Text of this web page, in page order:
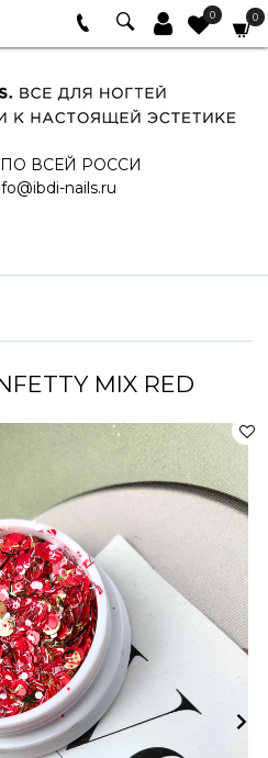
0 0
ВСЕЙ РОССИ
nails.ru
MIX RED